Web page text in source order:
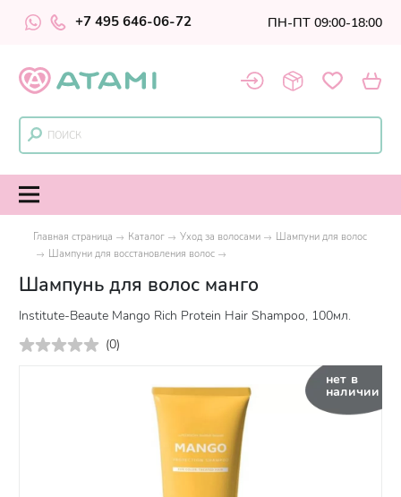
+7 495 646-06-72 ПН-ПТ 09:00-18:00
Главная страница Каталог Уход за волосами
Шампуни для волос
Шампуни для восстановления волос
Шампунь для волос манго
Institute-Beaute Mango Rich Protein Hair Shampoo, 100мл.
(0)
нет в
наличии